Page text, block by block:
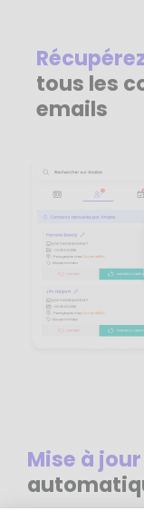
tous les
emails
Mise à